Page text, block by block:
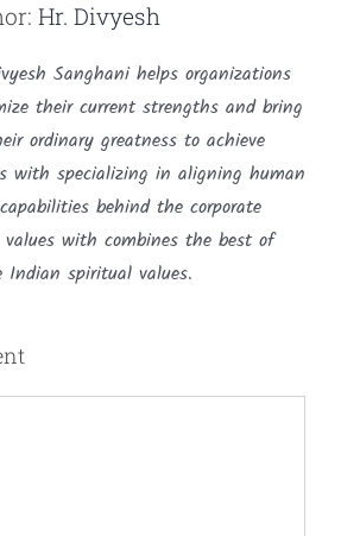
Hr. Divyesh
Sanghani helps organizations
their current strengths and bring
ordinary greatness to achieve
with specializing in aligning human
behind the corporate
with combines the best of
spiritual values.